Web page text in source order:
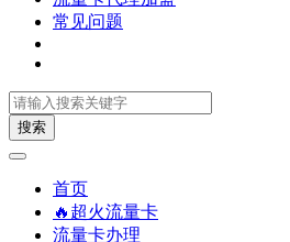
常见问题
搜索
首页
🔥超火流量卡
流量卡办理